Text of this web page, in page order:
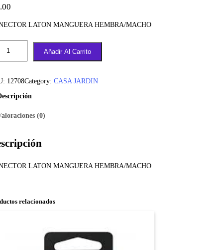
LATON MANGUERA HEMBRA/MACHO
Añadir Al Carrito
12708Category: CASA JARDIN
(0)
LATON MANGUERA HEMBRA/MACHO
relacionados